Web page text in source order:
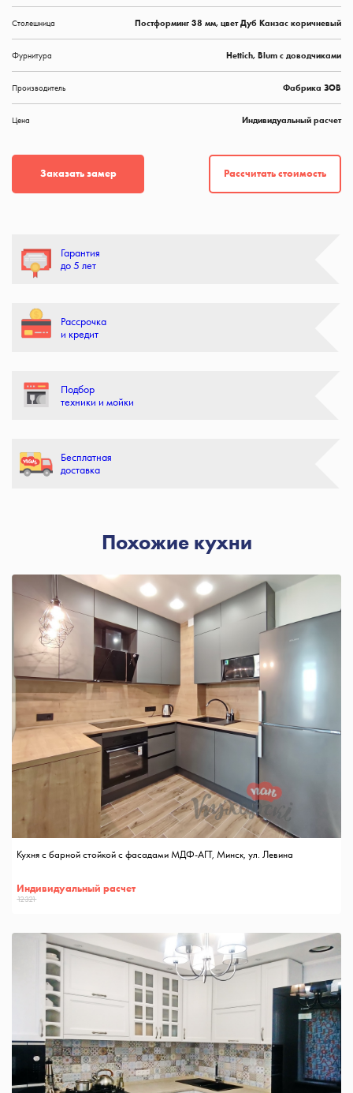
Столешница Постформинг 38 мм, цвет Дуб Канзас коричневый
Фурнитура Hettich, Blum с доводчиками
Производитель Фабрика ЗОВ
Цена Индивидуальный расчет
Заказать замер Рассчитать стоимость
Гарантия
до 5 лет
Рассрочка
и кредит
Подбор
техники и мойки
Бесплатная
доставка
Похожие кухни
Кухня с барной стойкой с фасадами МДФ-АГТ, Минск, ул. Левина
Индивидуальный расчет
12321